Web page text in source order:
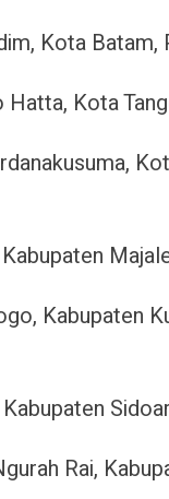
Kota Batam,
Hatta, Kota
Kabupaten
Rai,